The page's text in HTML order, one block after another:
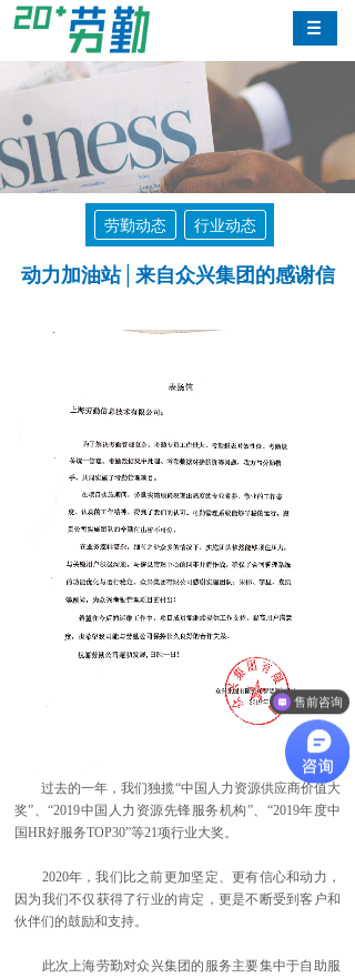
劳勤动态 行业动态
动力加油站│来自众兴集团的感谢信
过去的一年，我们独揽“中国人力资源供应商价值大
奖”、“2019中国人力资源先锋服务机构”、“2019年度中
国HR好服务TOP30”等21项行业大奖。
2020年，我们比之前更加坚定、更有信心和动力，
因为我们不仅获得了行业的肯定，更是不断受到客户和
伙伴们的鼓励和支持。
此次上海劳勤对众兴集团的服务主要集中于自助服
售前咨询